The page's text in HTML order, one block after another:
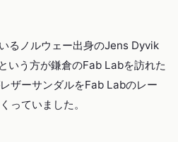
るノルウェー出身のJens Dyvik
いう方が鎌倉のFab Labを訪れた
ザーサンダルをFab Labのレー
っていました。